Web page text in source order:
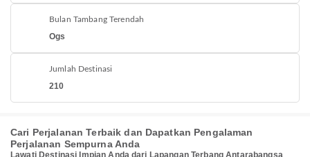
Bulan Tambang Terendah
Ogs
Jumlah Destinasi
210
Cari Perjalanan Terbaik dan Dapatkan Pengalaman
Perjalanan Sempurna Anda
Lawati Destinasi Impian Anda dari Lapangan Terbang Antarabangsa